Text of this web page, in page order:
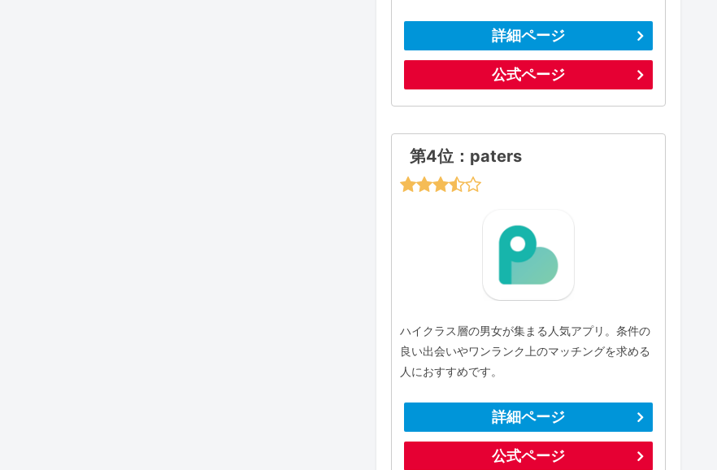
詳細ページ
公式ページ
第4位：paters
ハイクラス層の男女が集まる人気アプリ。条件の
良い出会いやワンランク上のマッチングを求める
人におすすめです。
詳細ページ
公式ページ